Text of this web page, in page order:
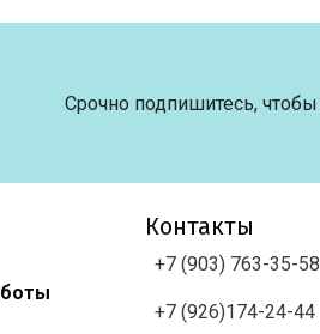
Срочно подпишитесь, чтобы
Контакты
+7 (903) 763-35-58
+7 (926)174-24-44